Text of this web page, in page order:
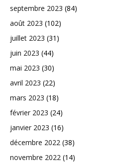
septembre 2023 (84)
août 2023 (102)
juillet 2023 (31)
juin 2023 (44)
mai 2023 (30)
avril 2023 (22)
mars 2023 (18)
février 2023 (24)
janvier 2023 (16)
décembre 2022 (38)
novembre 2022 (14)